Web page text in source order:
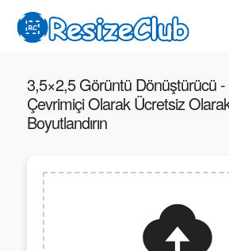
3,5×2,5 Görüntü Dönüştürücü -
Çevrimiçi Olarak Ücretsiz
Boyutlandırın